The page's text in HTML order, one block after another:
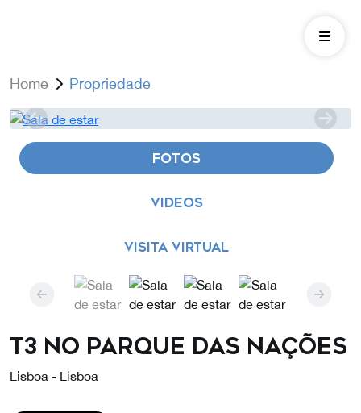
Home Propriedade
FOTOS
VIDEOS
VISITA VIRTUAL
T3 no Parque das Nações
Lisboa - Lisboa